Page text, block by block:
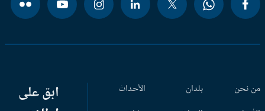
نحن
بلدان
الأحداث
ابق على